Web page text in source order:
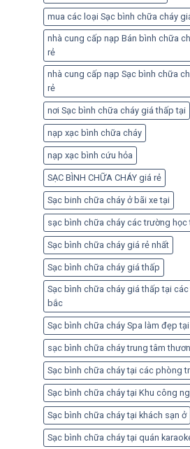
mua các loại Sạc bình chữa cháy
nhà cung cấp nạp Bán bình chữa
rẻ
nhà cung cấp nạp Sạc bình chữa
rẻ
nơi Sạc bình chữa cháy giá thấp tại
nạp xạc bình chữa cháy
nạp xạc bình cứu hỏa
SẠC BÌNH CHỮA CHÁY giá rẻ
Sạc binh chữa cháy ở bãi xe tại
sạc bình chữa cháy các trường học
Sạc bình chữa cháy giá rẻ nhất
Sạc bình chữa cháy giá thấp
Sạc bình chữa cháy giá thấp tại
bắc
Sạc bình chữa cháy Spa làm đẹp tại
sạc bình chữa cháy trung tâm
Sạc bình chữa cháy tại các phòng
Sạc bình chữa cháy tại Khu công
Sạc bình chữa cháy tại khách sạn ở
Sạc bình chữa cháy tại quán